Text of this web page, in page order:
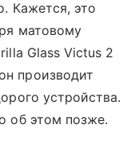
Кажется, это
матовому
Glass Victus 2
производит
устройства.
об этом позже.